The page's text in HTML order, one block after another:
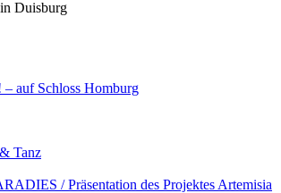
auf Schloss Homburg
Tanz
/ Präsentation des Projektes Artemisia